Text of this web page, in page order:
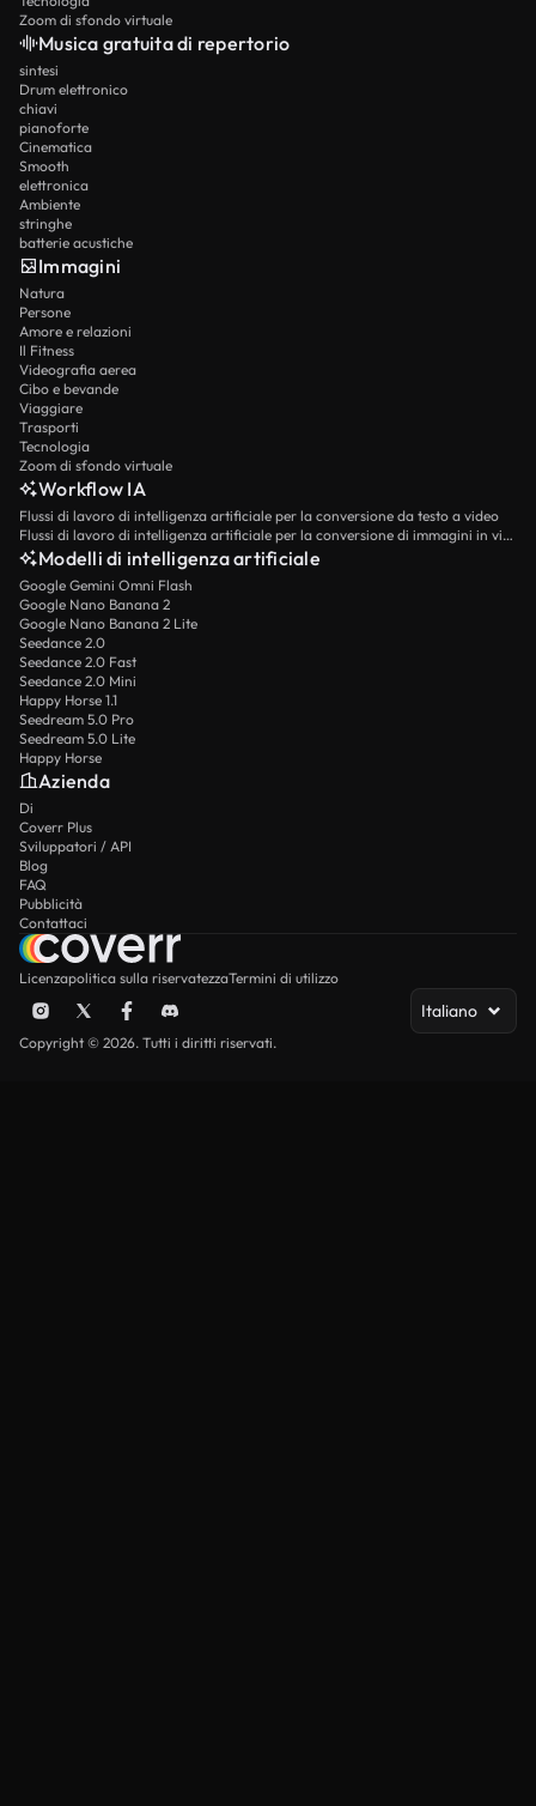
Zoom di sfondo virtuale
Musica gratuita di repertorio
sintesi
Drum elettronico
chiavi
pianoforte
Cinematica
Smooth
elettronica
Ambiente
stringhe
batterie acustiche
Immagini
Natura
Persone
Amore e relazioni
Il Fitness
Videografia aerea
Cibo e bevande
Viaggiare
Trasporti
Tecnologia
Zoom di sfondo virtuale
Workflow IA
Flussi di lavoro di intelligenza artificiale per la conversione da testo a video
Flussi di lavoro di intelligenza artificiale per la conversione di immagini in video
Modelli di intelligenza artificiale
Google Gemini Omni Flash
Google Nano Banana 2
Google Nano Banana 2 Lite
Seedance 2.0
Seedance 2.0 Fast
Seedance 2.0 Mini
Happy Horse 1.1
Seedream 5.0 Pro
Seedream 5.0 Lite
Happy Horse
Azienda
Di
Coverr Plus
Sviluppatori / API
Blog
FAQ
Pubblicità
Contattaci
Licenzapolitica sulla riservatezzaTermini di utilizzo
Italiano
Copyright © 2026. Tutti i diritti riservati.